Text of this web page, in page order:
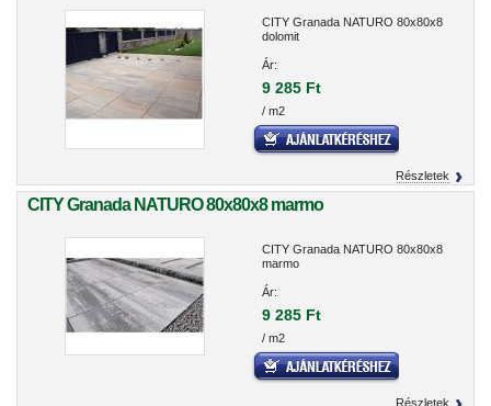
CITY Granada NATURO 80x80x8
dolomit
Ár:
9 285 Ft
/ m2
Részletek
CITY Granada NATURO 80x80x8 marmo
CITY Granada NATURO 80x80x8
marmo
Ár:
9 285 Ft
/ m2
Részletek